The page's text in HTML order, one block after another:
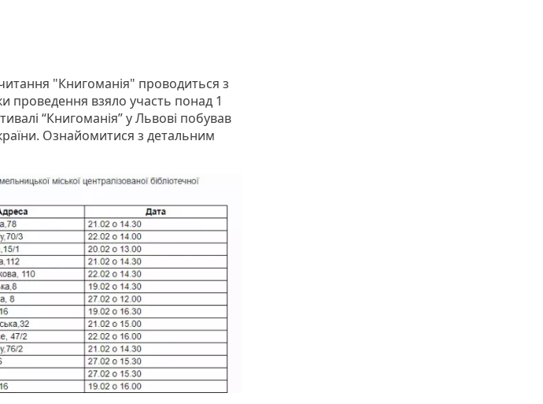
"Книгоманія" проводиться з
проведення взяло участь понад 1
“Книгоманія” у Львові побував
Ознайомитися з детальним